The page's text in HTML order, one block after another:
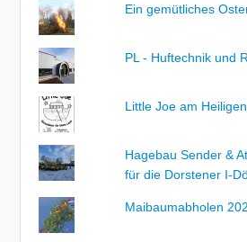
Ein gemütliches
PL - Huftechnik und
Little Joe am
Hagebau Sender &
für die Dorstener I-
Maibaumabholen